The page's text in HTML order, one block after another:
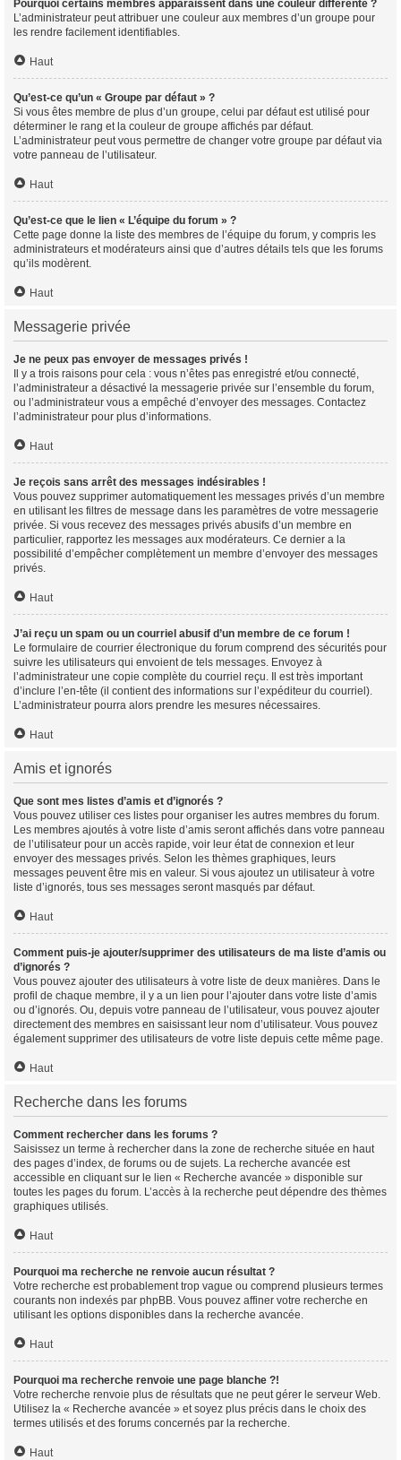
Pourquoi certains membres apparaissent dans une couleur différente ?
L’administrateur peut attribuer une couleur aux membres d’un groupe pour
les rendre facilement identifiables.
Haut
Qu’est-ce qu’un « Groupe par défaut » ?
Si vous êtes membre de plus d’un groupe, celui par défaut est utilisé pour
déterminer le rang et la couleur de groupe affichés par défaut.
L’administrateur peut vous permettre de changer votre groupe par défaut via
votre panneau de l’utilisateur.
Haut
Qu’est-ce que le lien « L’équipe du forum » ?
Cette page donne la liste des membres de l’équipe du forum, y compris les
administrateurs et modérateurs ainsi que d’autres détails tels que les forums
qu’ils modèrent.
Haut
Messagerie privée
Je ne peux pas envoyer de messages privés !
Il y a trois raisons pour cela : vous n’êtes pas enregistré et/ou connecté,
l’administrateur a désactivé la messagerie privée sur l’ensemble du forum,
ou l’administrateur vous a empêché d’envoyer des messages. Contactez
l’administrateur pour plus d’informations.
Haut
Je reçois sans arrêt des messages indésirables !
Vous pouvez supprimer automatiquement les messages privés d’un membre
en utilisant les filtres de message dans les paramètres de votre messagerie
privée. Si vous recevez des messages privés abusifs d’un membre en
particulier, rapportez les messages aux modérateurs. Ce dernier a la
possibilité d’empêcher complètement un membre d’envoyer des messages
privés.
Haut
J’ai reçu un spam ou un courriel abusif d’un membre de ce forum !
Le formulaire de courrier électronique du forum comprend des sécurités pour
suivre les utilisateurs qui envoient de tels messages. Envoyez à
l’administrateur une copie complète du courriel reçu. Il est très important
d’inclure l’en-tête (il contient des informations sur l’expéditeur du courriel).
L’administrateur pourra alors prendre les mesures nécessaires.
Haut
Amis et ignorés
Que sont mes listes d’amis et d’ignorés ?
Vous pouvez utiliser ces listes pour organiser les autres membres du forum.
Les membres ajoutés à votre liste d’amis seront affichés dans votre panneau
de l’utilisateur pour un accès rapide, voir leur état de connexion et leur
envoyer des messages privés. Selon les thèmes graphiques, leurs
messages peuvent être mis en valeur. Si vous ajoutez un utilisateur à votre
liste d’ignorés, tous ses messages seront masqués par défaut.
Haut
Comment puis-je ajouter/supprimer des utilisateurs de ma liste d’amis ou
d’ignorés ?
Vous pouvez ajouter des utilisateurs à votre liste de deux manières. Dans le
profil de chaque membre, il y a un lien pour l’ajouter dans votre liste d’amis
ou d’ignorés. Ou, depuis votre panneau de l’utilisateur, vous pouvez ajouter
directement des membres en saisissant leur nom d’utilisateur. Vous pouvez
également supprimer des utilisateurs de votre liste depuis cette même page.
Haut
Recherche dans les forums
Comment rechercher dans les forums ?
Saisissez un terme à rechercher dans la zone de recherche située en haut
des pages d’index, de forums ou de sujets. La recherche avancée est
accessible en cliquant sur le lien « Recherche avancée » disponible sur
toutes les pages du forum. L’accès à la recherche peut dépendre des thèmes
graphiques utilisés.
Haut
Pourquoi ma recherche ne renvoie aucun résultat ?
Votre recherche est probablement trop vague ou comprend plusieurs termes
courants non indexés par phpBB. Vous pouvez affiner votre recherche en
utilisant les options disponibles dans la recherche avancée.
Haut
Pourquoi ma recherche renvoie une page blanche ?!
Votre recherche renvoie plus de résultats que ne peut gérer le serveur Web.
Utilisez la « Recherche avancée » et soyez plus précis dans le choix des
termes utilisés et des forums concernés par la recherche.
Haut